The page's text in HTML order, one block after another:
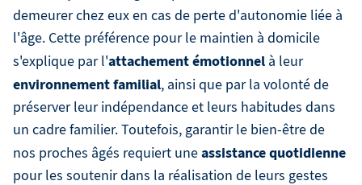
demeurer chez eux en cas de perte d'autonomie liée à
l'âge. Cette préférence pour le maintien à domicile
s'explique par l'attachement émotionnel à leur
environnement familial, ainsi que par la volonté de
préserver leur indépendance et leurs habitudes dans
un cadre familier. Toutefois, garantir le bien-être de
nos proches âgés requiert uneassistance quotidienne
pour les soutenir dans la réalisation de leurs gestes